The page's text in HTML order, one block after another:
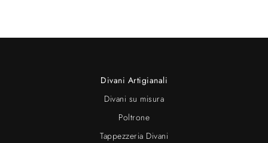
Divani Artigianali
Divani su misura
Poltrone
Tappezzeria Divani